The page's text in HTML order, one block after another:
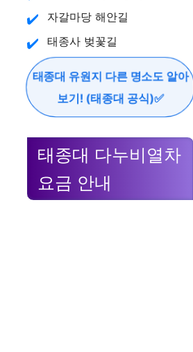
자갈마당 해안길
태종사 벚꽃길
태종대 유원지 다른 명소도 알아
보기! (태종대 공식)✅
태종대 다누비열차
요금 안내